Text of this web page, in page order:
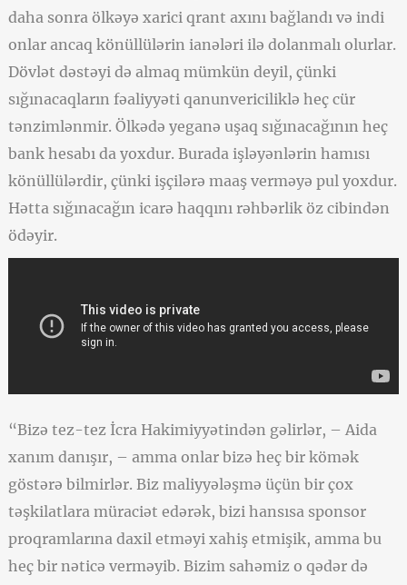
daha sonra ölkəyə xarici qrant axını bağlandı və indi
onlar ancaq könüllülərin ianələri ilə dolanmalı olurlar.
Dövlət dəstəyi də almaq mümkün deyil, çünki
sığınacaqların fəaliyyəti qanunvericiliklə heç cür
tənzimlənmir. Ölkədə yeganə uşaq sığınacağının heç
bank hesabı da yoxdur. Burada işləyənlərin hamısı
könüllülərdir, çünki işçilərə maaş verməyə pul yoxdur.
Hətta sığınacağın icarə haqqını rəhbərlik öz cibindən
ödəyir.
“Bizə tez-tez İcra Hakimiyyətindən gəlirlər, – Aida
xanım danışır, – amma onlar bizə heç bir kömək
göstərə bilmirlər. Biz maliyyələşmə üçün bir çox
təşkilatlara müraciət edərək, bizi hansısa sponsor
proqramlarına daxil etməyi xahiş etmişik, amma bu
heç bir nəticə verməyib. Bizim sahəmiz o qədər də